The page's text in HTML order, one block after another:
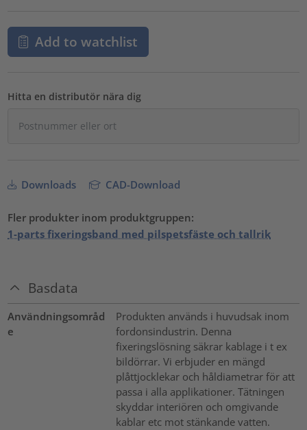
Add to watchlist
Hitta en distributör nära dig
Downloads CAD-Download
Fler produkter inom produktgruppen:
1-parts fixeringsband med pilspetsfäste och tallrik
Basdata
Användningsområd
e
Produkten används i huvudsak inom
fordonsindustrin. Denna
fixeringslösning säkrar kablage i t ex
bildörrar. Vi erbjuder en mängd
plåttjocklekar och håldiametrar för att
passa i alla applikationer. Tätningen
skyddar interiören och omgivande
kablar etc mot stänkande vatten.